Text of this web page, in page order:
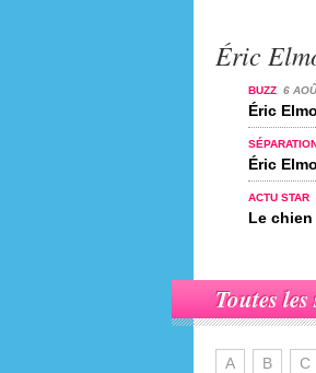
Éric
BUZZ 6
Éric
Éric
ACTU STAR
Le
Toutes les
A B C